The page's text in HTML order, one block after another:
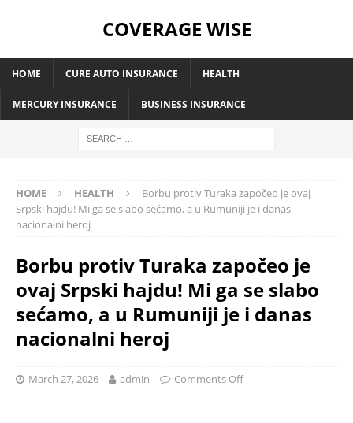
COVERAGE WISE
HOME CURE AUTO INSURANCE HEALTH
MERCURY INSURANCE BUSINESS INSURANCE
HOME HEALTH
Borbu protiv Turaka započeo je ovaj
Srpski hajdu! Mi ga se slabo sećamo, a u Rumuniji je i danas
nacionalni heroj
Borbu protiv Turaka započeo je
ovaj Srpski hajdu! Mi ga se slabo
sećamo, a u Rumuniji je i danas
nacionalni heroj
March 27, 2026 admin Comments Off